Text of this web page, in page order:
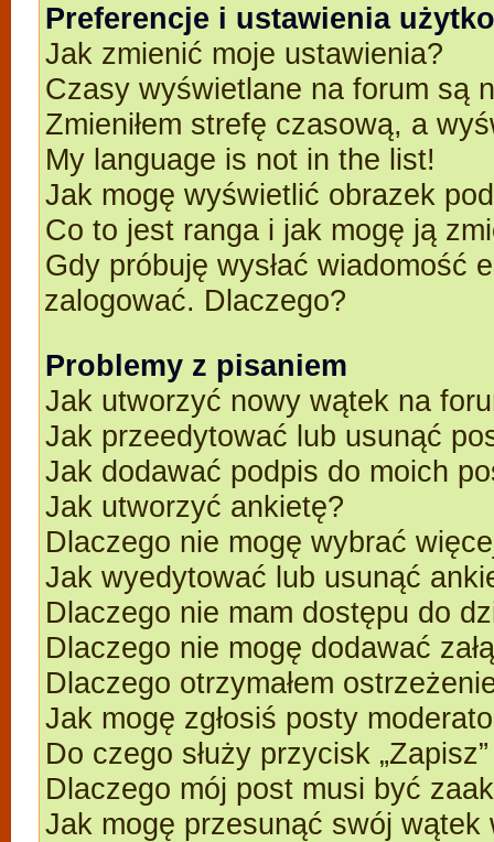
Preferencje i ustawienia
Jak zmienić moje ustawienia?
Czasy wyświetlane na forum są
Zmieniłem strefę czasową, a
My language is not in the list!
Jak mogę wyświetlić obrazek
Co to jest ranga i jak mogę ją
Gdy próbuję wysłać wiadomość
zalogować. Dlaczego?
Problemy z pisaniem
Jak utworzyć nowy wątek na
Jak przeedytować lub usunąć
Jak dodawać podpis do moich
Jak utworzyć ankietę?
Dlaczego nie mogę wybrać
Jak wyedytować lub usunąć
Dlaczego nie mam dostępu do
Dlaczego nie mogę dodawać
Dlaczego otrzymałem
Jak mogę zgłosiś posty
Do czego służy przycisk
Dlaczego mój post musi być
Jak mogę przesunąć swój wątek